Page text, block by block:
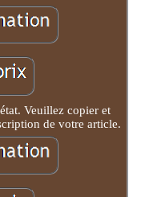
Veuillez copier et
de votre article.